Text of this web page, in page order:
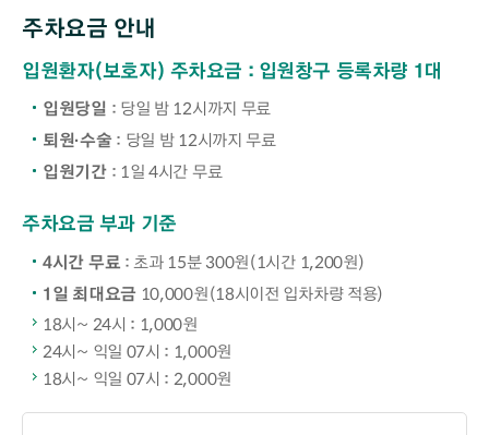
주차요금 안내
입원환자(보호자) 주차요금 : 입원창구 등록차량 1대
입원당일 : 당일 밤 12시까지 무료
퇴원·수술: 당일 밤 12시까지 무료
입원기간: 1일 4시간 무료
주차요금 부과 기준
4시간 무료: 초과 15분 300원(1시간 1,200원)
1일 최대요금10,000원(18시이전 입차차량 적용)
18시~ 24시 : 1,000원
24시~ 익일 07시 : 1,000원
18시~ 익일 07시 : 2,000원